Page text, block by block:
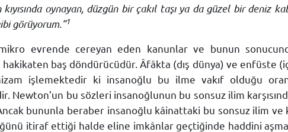
oynayan, düzgün bir çakıl taşı ya da güzel bir deniz
görüyorum.”1
evrende cereyan eden kanunlar ve bunun
baş döndürücüdür. Âfâkta (dış dünya) ve enfüste
işlemektedir ki insanoğlu bu ilme vakıf olduğu
Newton’un bu sözleri insanoğlunun bu sonsuz ilim
bununla beraber insanoğlu kâinattaki bu sonsuz ilim
itiraf ettiği halde eline imkânlar geçtiğinde haddini